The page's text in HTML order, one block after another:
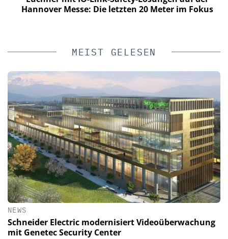
Hannover Messe: Die letzten 20 Meter im Fokus
MEIST GELESEN
NEWS
Schneider Electric modernisiert Videoüberwachung
mit Genetec Security Center